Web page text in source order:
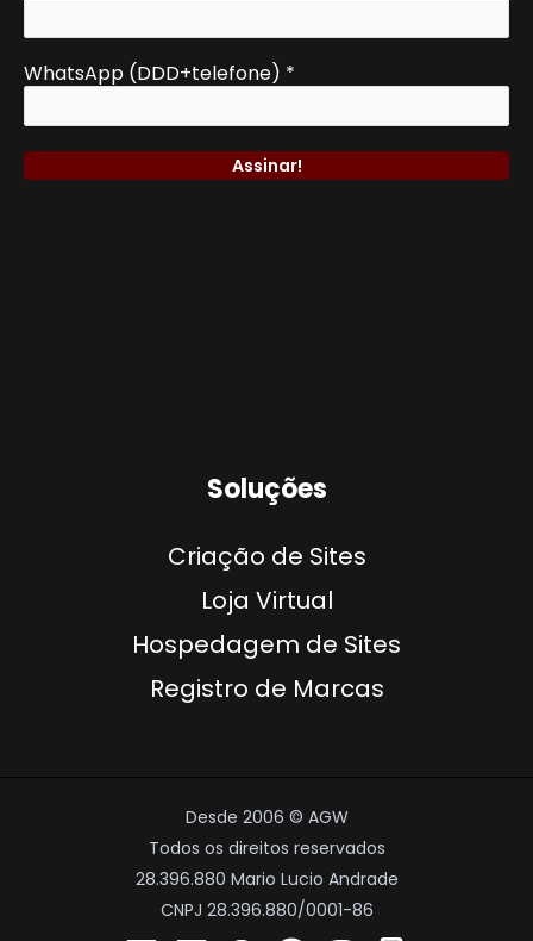
WhatsApp (DDD+telefone) *
Soluções
Criação de Sites
Loja Virtual
Hospedagem de Sites
Registro de Marcas
Desde 2006 © AGW
Todos os direitos reservados
28.396.880 Mario Lucio Andrade
CNPJ 28.396.880/0001-86